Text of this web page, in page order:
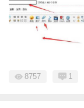
8757 1